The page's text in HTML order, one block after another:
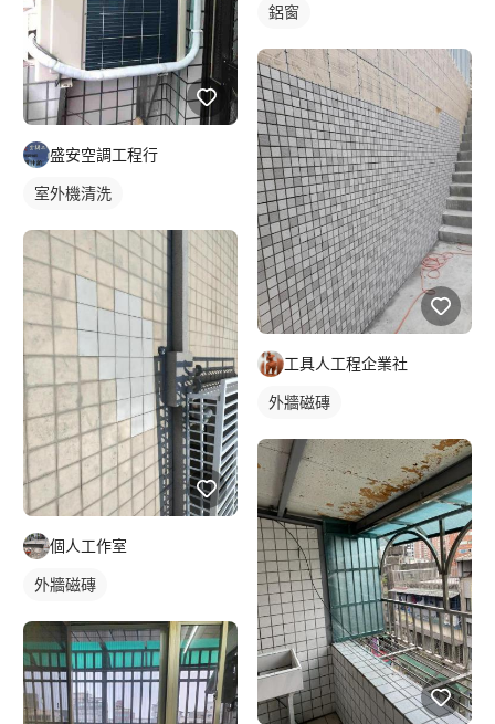
盛安空調工程行
室外機清洗
個人工作室
外牆磁磚
鋁窗
工具人工程企業社
外牆磁磚